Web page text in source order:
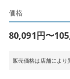
価格
80,091円〜
販売価格は店舗により